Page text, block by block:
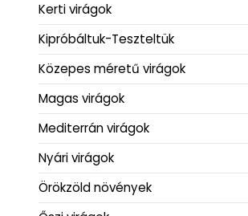
Kerti virágok
Kipróbáltuk-Teszteltük
Közepes méretű virágok
Magas virágok
Mediterrán virágok
Nyári virágok
Örökzöld növények